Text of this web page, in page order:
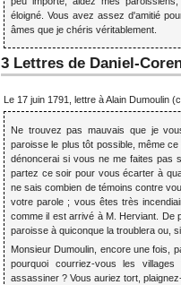
éloigné. Vous avez assez d'amitié
âmes que je chéris véritablement.
3 Lettres de Daniel-
Le 17 juin 1791, lettre à Alain Dumoulin
Ne trouvez pas mauvais que je
paroisse le plus tôt possible, même
dénoncerai si vous ne me faites pas
partez ce soir pour vous écarter à
ne sais combien de témoins contre
votre parole ; vous êtes très
comme il est arrivé à M. Herviant. De
paroisse à quiconque la troublera ou,
Monsieur Dumoulin, encore une fois,
pourquoi courriez-vous les
assassiner ? Vous auriez tort,